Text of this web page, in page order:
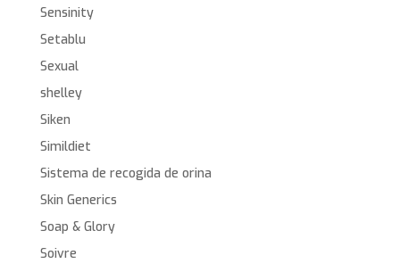
Sensinity
Setablu
Sexual
shelley
Siken
Simildiet
Sistema de recogida de orina
Skin Generics
Soap & Glory
Soivre